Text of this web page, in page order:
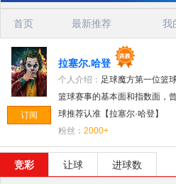
首页 最新推荐 我
订阅
拉塞尔.哈登
个人介绍： 足球魔方第一位篮
篮球赛事的基本面和指数面，
球推荐认准【拉塞尔·哈登】
粉丝： 2000+
竞彩 让球 进球数